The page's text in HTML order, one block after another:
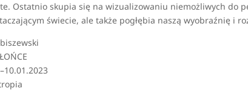
Ostatnio skupia się na wizualizowaniu niemożliwych do
świecie, ale także pogłębia naszą wyobraźnię i